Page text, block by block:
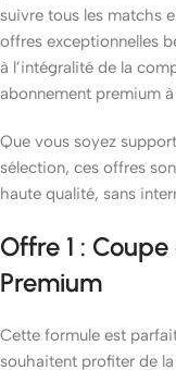
suivre tous les matchs
offres exceptionnelles
à l’intégralité de la
abonnement premium
Que vous soyez
sélection, ces offres
haute qualité, sans
Offre 1 :
Premium
Cette formule est
souhaitent profiter de